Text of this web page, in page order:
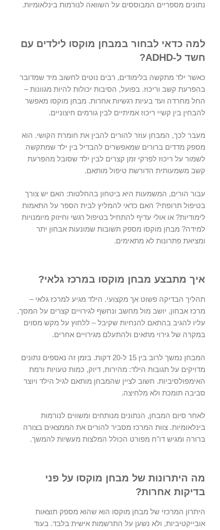
נתונים מספריים המבוססים על השוואה לנורמות בינלאומיות.
למה כדאי לבחור במבחן מוקסו לילדים עם
חשד ל-ADHD?
כאשר ילד מתקשה בלימודים, רבים נוטים לחשוב מיד שמדובר
בהפרעת קשב וריכוז. בפועל, הסיבות יכולות להיות מגוונות –
החל מחרדה ועד בעיות רגשיות אחרות. מבחן מוקסו מאפשר
להבחין בין קשיי ריכוז אמיתיים לבין גורמים חיצוניים.
מעבר לכך, המבחן עוזר להורים להבין את חומרת הקושי. הוא
מספק מדדים ברורים שמאפשרים להבדיל בין ילד שמתקשה
לשמור על ריכוז לפרקי זמן קצרים לבין ילד שסובל מהפרעת
קשב משמעותית הדורשת טיפול מותאם.
עבור הורים, המשמעות היא ביטחון בהחלטות: האם יש צורך
בטיפול תרופתי? האם כדאי להמליץ לבית הספר על התאמות
לימודיות? או אולי עדיף להתחיל בטיפול רגשי וחיזוק מיומנויות
למידה? מבחן מוקסו מספק תשובות שמונעות אבחון יתר
ומציאת פתרונות לא מתאימים.
איך מתבצע מבחן מוקסו במרכז גלאי?
תהליך הבדיקה פשוט אך מקצועי. הילד מגיע למרכז גלאי –
מרכז אבחון, יושב מול מחשב ונחשף לגירויים קצרים על המסך.
עליו להגיב בהתאם להנחיות שקיבל – ללחוץ על מקש מסוים
במקרה של גירוי מתאים ולהתעלם מגירויים אחרים.
המבחן נמשך לרוב בין 15 ל-20 דקות. בזמן זה נאספים נתונים
מדויקים על תגובות הילד: מהירות, דיוק, כמות טעויות ורמת
האימפולסיביות. חשוב לציין שהמבחן מותאם לגיל הילד ויוצר
סביבה תומכת ולא מלחיצה.
לאחר סיום המבחן, הנתונים מנותחים ומשווים לנורמות
בינלאומיות. צוות המרכז מסביר להורים את הממצאים בצורה
ברורה ומגיש דו"ח מפורט הכולל המלצות מעשיות להמשך.
מה היתרונות של מבחן מוקסו על פני
בדיקות אחרות?
היתרון המרכזי של מבחן מוקסו הוא שהוא מספק תוצאות
אובייקטיביות, ולא נשען על התרשמות אישית בלבד. בעוד